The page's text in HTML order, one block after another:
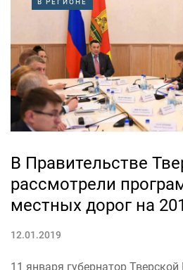
отсутствие трудового
оказании услуг.
«Кроме...
В РЕГИОНЕ
В Правительстве
рассмотрели
местных дорог на
12.01.2019
11 января губернатор